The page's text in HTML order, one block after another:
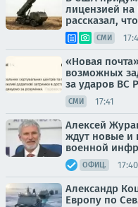
лицензией на
рассказал,
СМИ
«Новая
возможных
за ударов ВС
СМИ 17:41
Алексей
ждут новые и
военной
ОФИЦ. 17:40
Александр
Европу по